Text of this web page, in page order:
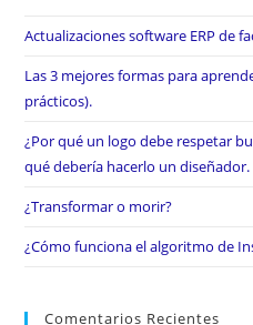
Actualizaciones software ERP de
Las 3 mejores formas para
prácticos).
¿Por qué un logo debe respetar
qué debería hacerlo un diseñador.
¿Transformar o morir?
¿Cómo funciona el algoritmo de
Comentarios Recientes